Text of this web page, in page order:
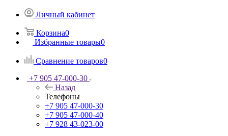
Личный кабинет
Корзина0
Избранные товары0
Сравнение товаров0
+7 905 47-000-30
Назад
Телефоны
+7 905 47-000-30
+7 905 47-000-40
+7 928 43-023-00